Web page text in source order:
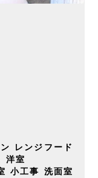
レンジフード
洋室
小工事
洗面室